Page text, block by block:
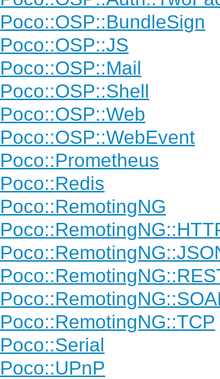
Poco::OSP::BundleSign
Poco::OSP::JS
Poco::OSP::Mail
Poco::OSP::Shell
Poco::OSP::Web
Poco::OSP::WebEvent
Poco::Prometheus
Poco::Redis
Poco::RemotingNG
Poco::RemotingNG::TCP
Poco::Serial
Poco::UPnP